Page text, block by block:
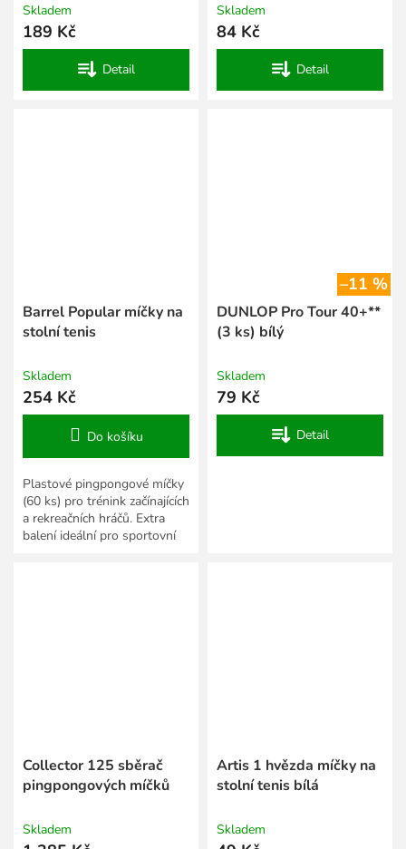
Skladem
189 Kč
Detail
Skladem
84 Kč
Detail
Barrel Popular míčky na
stolní tenis
Skladem
254 Kč
Do košíku
Plastové pingpongové míčky
(60 ks) pro trénink začínajících
a rekreačních hráčů. Extra
balení ideální pro sportovní
–11 %
DUNLOP Pro Tour 40+**
(3 ks) bílý
Skladem
79 Kč
Detail
Collector 125 sběrač
pingpongových míčků
Skladem
Artis 1 hvězda míčky na
stolní tenis bílá
Skladem